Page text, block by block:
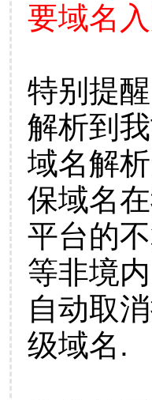
要域名
特别提
解析到
域名解
保域名
平台的
等非境
自动取
级域名.